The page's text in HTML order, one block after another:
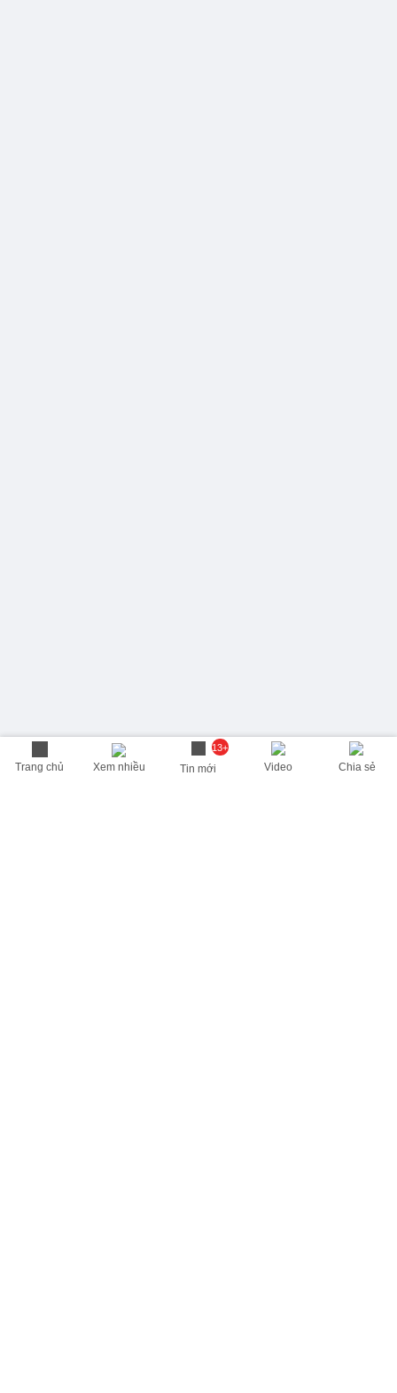
Trang chủ Xem nhiều
13+
Tin mới Video Chia sẻ